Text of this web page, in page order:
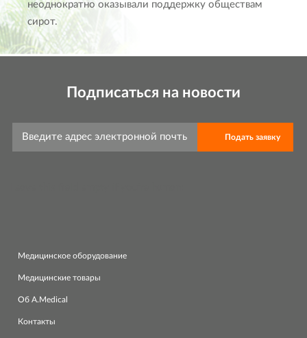
неоднократно оказывали поддержку обществам
сирот.
Подписаться на новости
Медицинское оборудование
Медицинские товары
Об A.Medical
Контакты